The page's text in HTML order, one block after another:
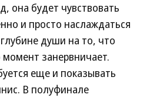
она будет чувствовать
и просто наслаждаться
души на то, что
занервничает.
еще и показывать
В полуфинале